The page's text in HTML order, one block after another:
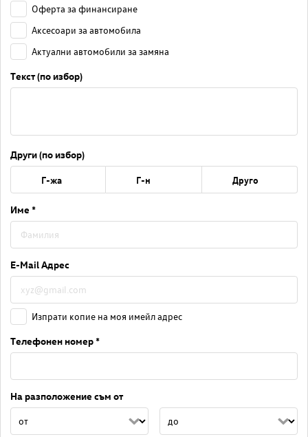
Оферта за финансиране
Аксесоари за автомобила
Актуални автомобили за замяна
Текст (по избор)
Други (по избор)
Г-жа Г-н Друго
Име *
E-Mail Адрес
Изпрати копие на моя имейл адрес
Телефонен номер *
На разположение съм от